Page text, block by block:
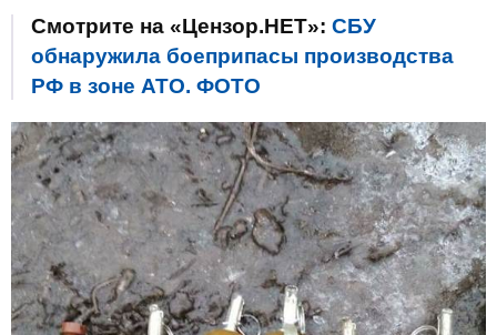
Смотрите на «Цензор.НЕТ»: СБУ
обнаружила боеприпасы производства
РФ в зоне АТО. ФОТО